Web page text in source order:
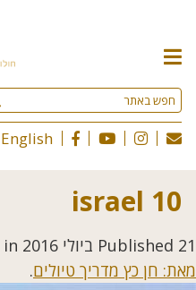
תפריט
האתר
English
israel 10
Published 21 ביולי 2016 in
מאת: חן כץ מדריך טיולים.